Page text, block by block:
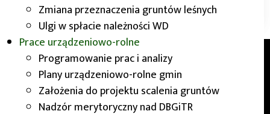
Zmiana przeznaczenia gruntów leśnych
Ulgi w spłacie należności WD
Prace urządzeniowo-rolne
Programowanie prac i analizy
Plany urządzeniowo-rolne gmin
Założenia do projektu scalenia gruntów
Nadzór merytoryczny nad DBGiTR
O nas